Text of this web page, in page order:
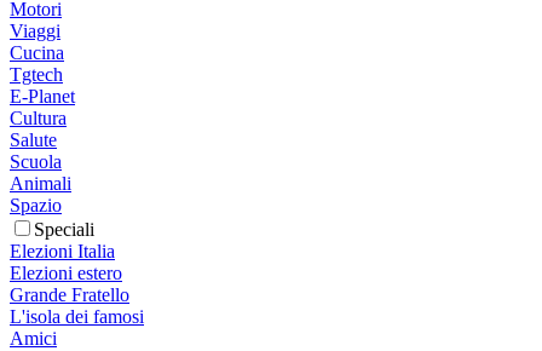
Motori
Viaggi
Cucina
Tgtech
E-Planet
Cultura
Salute
Scuola
Animali
Spazio
Speciali
Elezioni Italia
Elezioni estero
Grande Fratello
L'isola dei famosi
Amici